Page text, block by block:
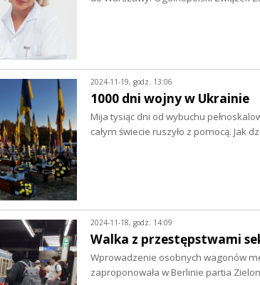
2024-11-19, godz. 13:06
1000 dni wojny w Ukrainie
Mija tysiąc dni od wybuchu
całym świecie ruszyło z pomocą. Jak
2024-11-18, godz. 14:09
Walka z przestępstwami
Wprowadzenie osobnych wagonów
zaproponowała w Berlinie partia